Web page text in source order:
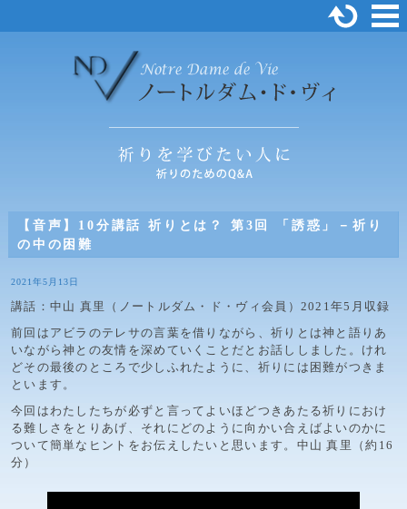
【音声】10分講話 祈りとは？ 第3回 「誘惑」－祈り
の中の困難
2021年5月13日
講話：中山 真里（ノートルダム・ド・ヴィ会員）2021年5月収録
前回はアビラのテレサの言葉を借りながら、祈りとは神と語りあ
いながら神との友情を深めていくことだとお話ししました。けれ
どその最後のところで少しふれたように、祈りには困難がつきま
といます。
今回はわたしたちが必ずと言ってよいほどつきあたる祈りにおけ
る難しさをとりあげ、それにどのように向かい合えばよいのかに
ついて簡単なヒントをお伝えしたいと思います。中山 真里（約16
分）